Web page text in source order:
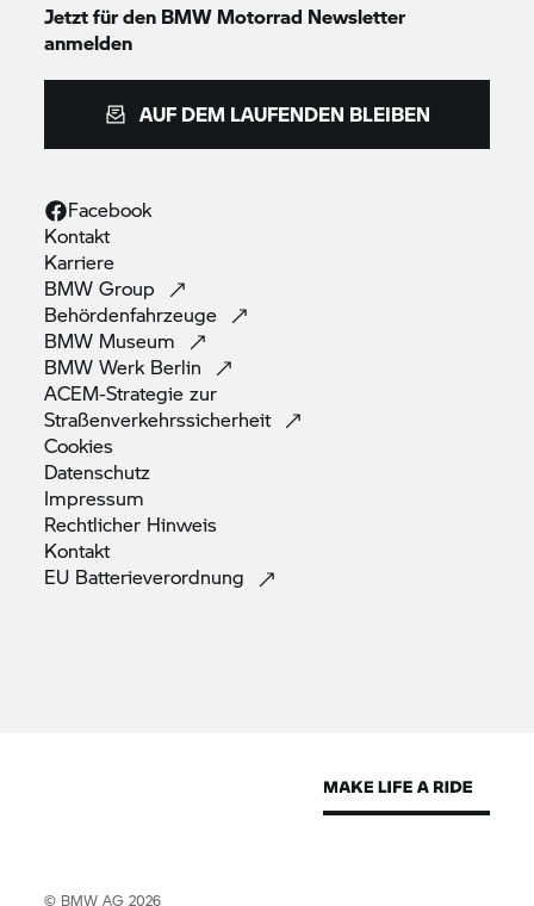
Jetzt für den BMW Motorrad Newsletter
anmelden
AUF DEM LAUFENDEN BLEIBEN
Facebook
Kontakt
Karriere
BMWGroup
Behördenfahrzeuge
BMW Museum
BMW Werk Berlin
ACEM-Strategie zur
Straßenverkehrssicherheit
Cookies
Datenschutz
Impressum
Rechtlicher Hinweis
Kontakt
EU Batterieverordnung
© BMW AG 2026